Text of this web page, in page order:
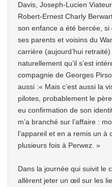
Davis, Joseph-Lucien
Robert-Ernest Charly
son enfance a été bercée,
ses parents et voisins du
carrière (aujourd’hui
naturellement qu’il s’est
compagnie de Georges
aussi :« Mais c’est aussi la
pilotes, probablement le
eu confirmation de son
m’a branché sur l’affaire :
l’appareil et en a remis un à
plusieurs fois à Perwez. »
Dans la journée qui suivit le
allèrent jeter un œil sur les